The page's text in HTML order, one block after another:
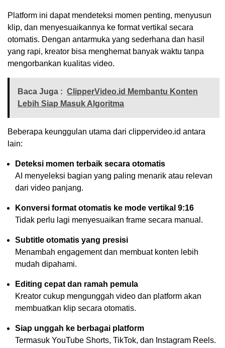
Platform ini dapat mendeteksi momen penting, menyusun
klip, dan menyesuaikannya ke format vertikal secara
otomatis. Dengan antarmuka yang sederhana dan hasil
yang rapi, kreator bisa menghemat banyak waktu tanpa
mengorbankan kualitas video.
Baca Juga : ClipperVideo.id Membantu Konten
Lebih Siap Masuk Algoritma
Beberapa keunggulan utama dari clippervideo.id antara
lain:
Deteksi momen terbaik secara otomatis
AI menyeleksi bagian yang paling menarik atau relevan
dari video panjang.
Konversi format otomatis ke mode vertikal 9:16
Tidak perlu lagi menyesuaikan frame secara manual.
Subtitle otomatis yang presisi
Menambah engagement dan membuat konten lebih
mudah dipahami.
Editing cepat dan ramah pemula
Kreator cukup mengunggah video dan platform akan
membuatkan klip secara otomatis.
Siap unggah ke berbagai platform
Termasuk YouTube Shorts, TikTok, dan Instagram Reels.